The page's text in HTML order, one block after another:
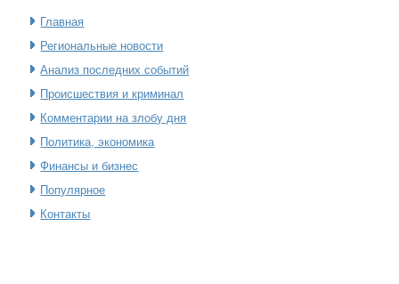
Главная
Региональные новости
Анализ последних событий
Происшествия и криминал
Комментарии на злобу дня
Политика, экономика
Финансы и бизнес
Популярное
Контакты